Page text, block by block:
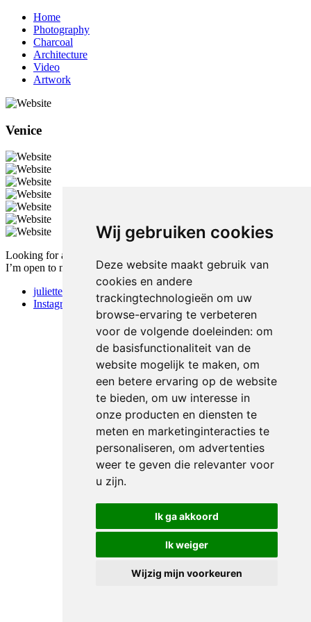
Wij gebruiken cookies
Deze website maakt gebruik van
cookies en andere
trackingtechnologieën om uw
browse-ervaring te verbeteren
voor de volgende doeleinden: om
de basisfunctionaliteit van de
website mogelijk te maken, om
een betere ervaring op de website
te bieden, om uw interesse in
onze producten en diensten te
meten en marketinginteracties te
personaliseren, om advertenties
weer te geven die relevanter voor
u zijn.
Ik ga akkoord
Ik weiger
Wijzig mijn voorkeuren
Home
Photography
Charcoal
Architecture
Video
Artwork
Venice
Looking for a creative and dedicated professional?
I’m open to new opportunities and collaborations.
juliettebartsoen@gmail.com
Instagram